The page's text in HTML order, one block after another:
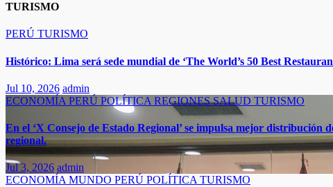
TURISMO
PERÚ TURISMO
Histórico: Lima será sede mundial de ‘The World’s 50 Best
Jul 10, 2026 admin
ECONOMÍA PERÚ POLÍTICA REGIONESSALUD TURISMO
En el ‘X Consejo de Estado Regional’ se impulsa mejor
regional.
Jul 3, 2026 admin
ECONOMÍA MUNDO PERÚ POLÍTICA TURISMO